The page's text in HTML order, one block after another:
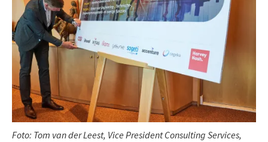
Foto: Tom van der Leest, Vice President Consulting Services,